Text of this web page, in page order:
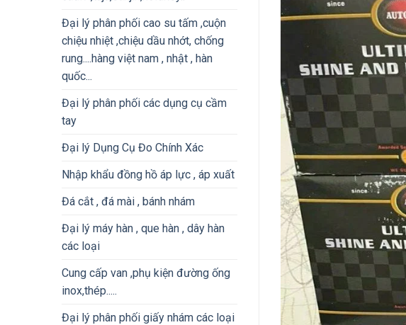
Đại lý phân phối cao su tấm ,cuộn
chiệu nhiệt ,chiệu dầu nhớt, chống
rung....hàng việt nam , nhật , hàn
quốc...
Đại lý phân phối các dụng cụ cầm
tay
Đại lý Dụng Cụ Đo Chính Xác
Nhập khẩu đồng hồ áp lực , áp xuất
Đá cắt , đá mài , bánh nhám
Đại lý máy hàn , que hàn , dây hàn
các loại
Cung cấp van ,phụ kiện đường ống
inox,thép.....
Đại lý phân phối giấy nhám các loại